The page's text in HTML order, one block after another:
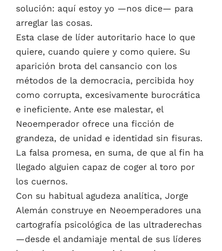
solución: aquí estoy yo —nos dice— para
arreglar las cosas.
Esta clase de líder autoritario hace lo que
quiere, cuando quiere y como quiere. Su
aparición brota del cansancio con los
métodos de la democracia, percibida hoy
como corrupta, excesivamente burocrática
e ineficiente. Ante ese malestar, el
Neoemperador ofrece una ficción de
grandeza, de unidad e identidad sin fisuras.
La falsa promesa, en suma, de que al fin ha
llegado alguien capaz de coger al toro por
los cuernos.
Con su habitual agudeza analítica, Jorge
Alemán construye en Neoemperadores una
cartografía psicológica de las ultraderechas
—desde el andamiaje mental de sus líderes